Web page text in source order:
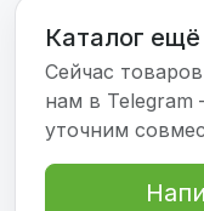
Каталог
Сейчас
нам в Telegram
уточним